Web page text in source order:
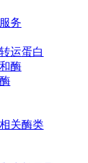
务
运蛋白
酶
关酶类